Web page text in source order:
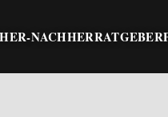
NACHHERRATGEBER